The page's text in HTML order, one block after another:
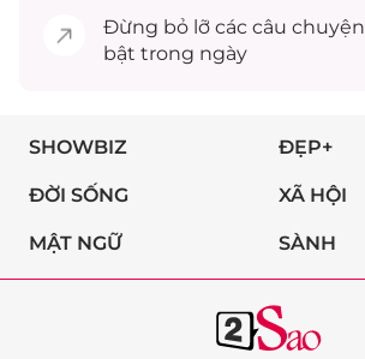
Đừng bỏ lỡ các câu chuyện
bật trong ngày
SHOWBIZ ĐẸP+
ĐỜI SỐNG XÃ HỘI
MẬT NGỮ SÀNH